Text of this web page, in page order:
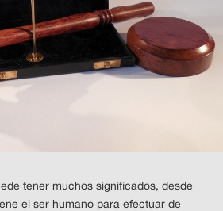
tener muchos significados, desde
el ser humano para efectuar de